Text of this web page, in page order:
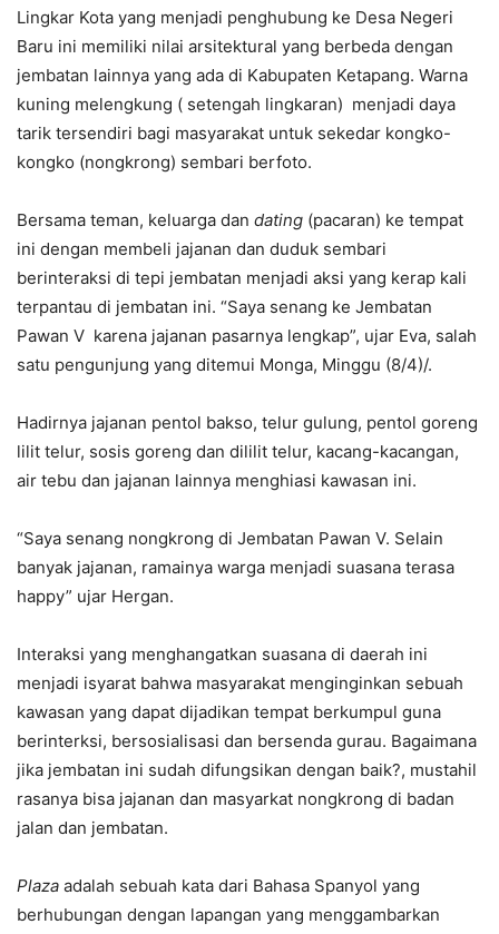
Lingkar Kota yang menjadi penghubung ke Desa Negeri
Baru ini memiliki nilai arsitektural yang berbeda dengan
jembatan lainnya yang ada di Kabupaten Ketapang. Warna
kuning melengkung ( setengah lingkaran) menjadi daya
tarik tersendiri bagi masyarakat untuk sekedar kongko-
kongko (nongkrong) sembari berfoto.
Bersama teman, keluarga dan dating (pacaran) ke tempat
ini dengan membeli jajanan dan duduk sembari
berinteraksi di tepi jembatan menjadi aksi yang kerap kali
terpantau di jembatan ini. “Saya senang ke Jembatan
Pawan V karena jajanan pasarnya lengkap”, ujar Eva, salah
satu pengunjung yang ditemui Monga, Minggu (8/4)/.
Hadirnya jajanan pentol bakso, telur gulung, pentol goreng
lilit telur, sosis goreng dan dililit telur, kacang-kacangan,
air tebu dan jajanan lainnya menghiasi kawasan ini.
“Saya senang nongkrong di Jembatan Pawan V. Selain
banyak jajanan, ramainya warga menjadi suasana terasa
happy” ujar Hergan.
Interaksi yang menghangatkan suasana di daerah ini
menjadi isyarat bahwa masyarakat menginginkan sebuah
kawasan yang dapat dijadikan tempat berkumpul guna
berinterksi, bersosialisasi dan bersenda gurau. Bagaimana
jika jembatan ini sudah difungsikan dengan baik?, mustahil
rasanya bisa jajanan dan masyarkat nongkrong di badan
jalan dan jembatan.
Plaza adalah sebuah kata dari Bahasa Spanyol yang
berhubungan dengan lapangan yang menggambarkan